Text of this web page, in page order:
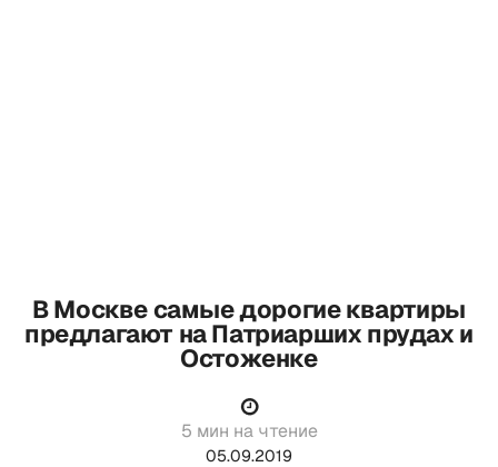
В Москве самые дорогие квартиры
предлагают на Патриарших прудах и
Остоженке
5 мин на чтение
05.09.2019